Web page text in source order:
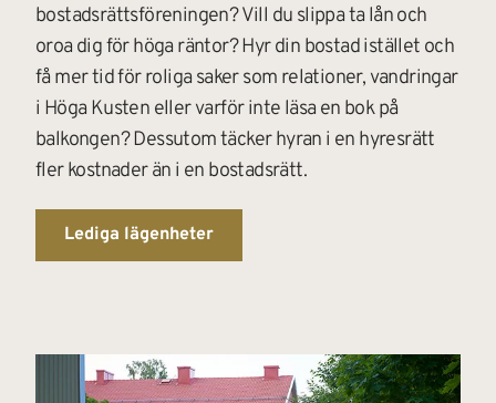
bostadsrättsföreningen? Vill du slippa ta lån och
oroa dig för höga räntor? Hyr din bostad istället och
få mer tid för roliga saker som relationer, vandringar
i Höga Kusten eller varför inte läsa en bok på
balkongen? Dessutom täcker hyran i en hyresrätt
fler kostnader än i en bostadsrätt.
Lediga lägenheter